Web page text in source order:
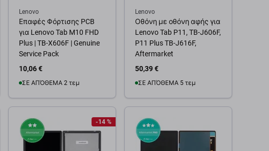
Lenovo
Επαφές Φόρτισης PCB
για Lenovo Tab M10 FHD
Plus | TB-X606F | Genuine
Service Pack
10,06 €
ΣΕ ΑΠΌΘΕΜΑ 2 τεμ
Lenovo
Οθόνη με οθόνη αφής για
Lenovo Tab P11, TB-J606F,
P11 Plus TB-J616F,
Aftermarket
50,39 €
ΣΕ ΑΠΌΘΕΜΑ 5 τεμ
-14 %